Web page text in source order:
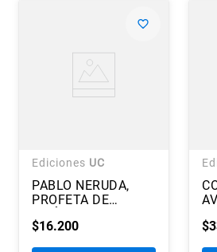
Ediciones UC
PABLO NERUDA,
PROFETA DE
$16.200 $